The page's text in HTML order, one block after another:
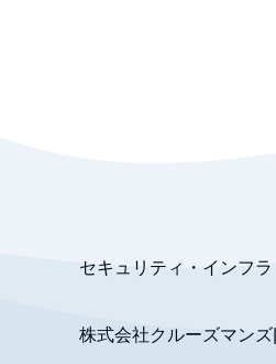
セキュリティ・インフラ
株式会社クルーズマンズ